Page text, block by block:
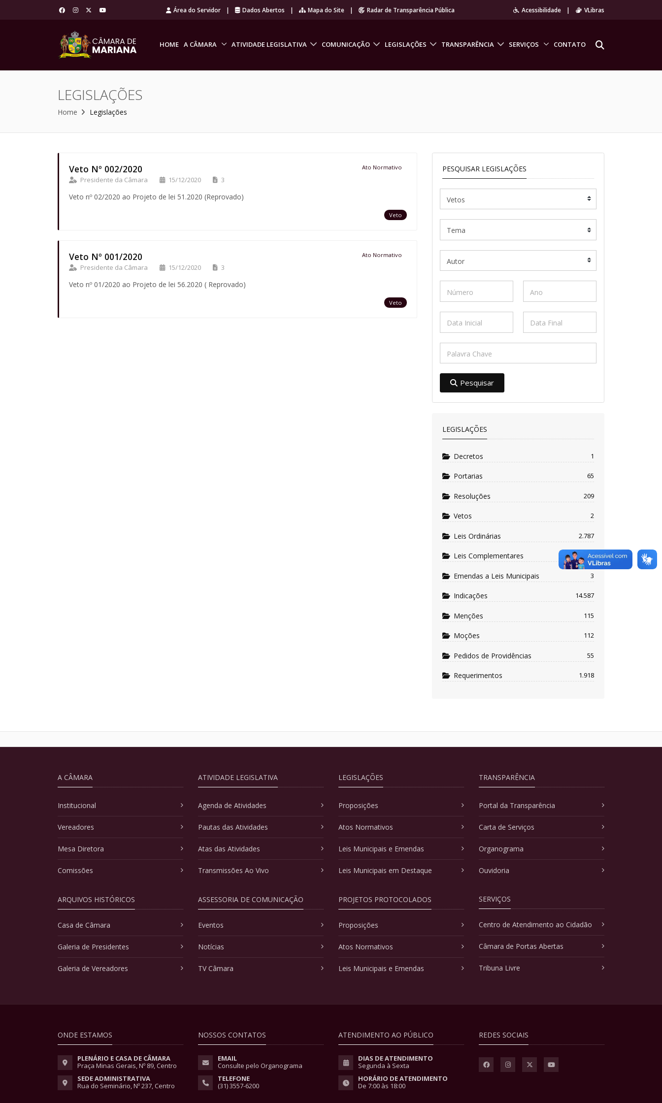
Área do Servidor | Dados Abertos | Mapa do Site | Radar de Transparência Pública Acessibilidade | VLibras
HOME A CÂMARA ATIVIDADE LEGISLATIVA COMUNICAÇÃO LEGISLAÇÕES TRANSPARÊNCIA SERVIÇOS CONTATO
LEGISLAÇÕES
Home Legislações
Veto Nº 002/2020 Ato Normativo
Presidente da Câmara 15/12/2020 3
Veto nº 02/2020 ao Projeto de lei 51.2020 (Reprovado)
Veto
Veto Nº 001/2020 Ato Normativo
Presidente da Câmara 15/12/2020 3
Veto nº 01/2020 ao Projeto de lei 56.2020 ( Reprovado)
Veto
PESQUISAR LEGISLAÇÕES
Pesquisar
LEGISLAÇÕES
Decretos 1
Portarias 65
Resoluções 209
Vetos 2
Leis Ordinárias 2.787
Leis Complementares 302
Emendas a Leis Municipais 3
Indicações 14.587
Menções 115
Moções 112
Pedidos de Providências 55
Requerimentos 1.918
A CÂMARA
Institucional
Vereadores
Mesa Diretora
Comissões
ARQUIVOS HISTÓRICOS
Casa de Câmara
Galeria de Presidentes
Galeria de Vereadores
ATIVIDADE LEGISLATIVA
Agenda de Atividades
Pautas das Atividades
Atas das Atividades
Transmissões Ao Vivo
ASSESSORIA DE COMUNICAÇÃO
Eventos
Notícias
TV Câmara
LEGISLAÇÕES
Proposições
Atos Normativos
Leis Municipais e Emendas
Leis Municipais em Destaque
PROJETOS PROTOCOLADOS
Proposições
Atos Normativos
Leis Municipais e Emendas
TRANSPARÊNCIA
Portal da Transparência
Carta de Serviços
Organograma
Ouvidoria
SERVIÇOS
Centro de Atendimento ao Cidadão
Câmara de Portas Abertas
Tribuna Livre
ONDE ESTAMOS
PLENÁRIO E CASA DE CÂMARA
Praça Minas Gerais, Nº 89, Centro
SEDE ADMINISTRATIVA
Rua do Seminário, Nº 237, Centro
NOSSOS CONTATOS
EMAIL
Consulte pelo Organograma
TELEFONE
(31) 3557-6200
ATENDIMENTO AO PÚBLICO
DIAS DE ATENDIMENTO
Segunda à Sexta
HORÁRIO DE ATENDIMENTO
De 7:00 às 18:00
REDES SOCIAIS